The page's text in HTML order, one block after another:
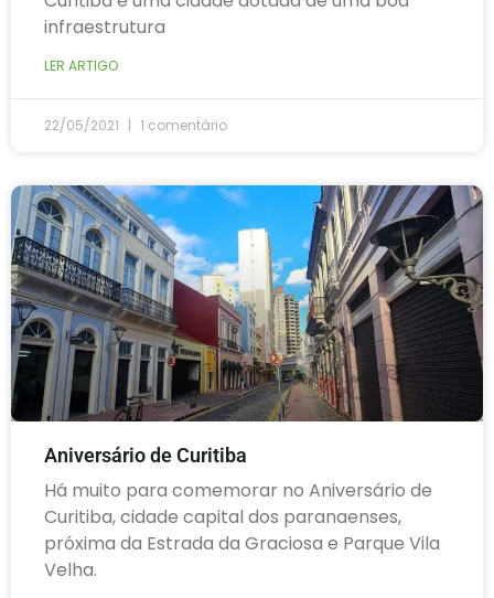
infraestrutura
LER ARTIGO
22/05/2021 1 comentário
Aniversário de Curitiba
Há muito para comemorar no Aniversário de
Curitiba, cidade capital dos paranaenses,
próxima da Estrada da Graciosa e Parque Vila
Velha.